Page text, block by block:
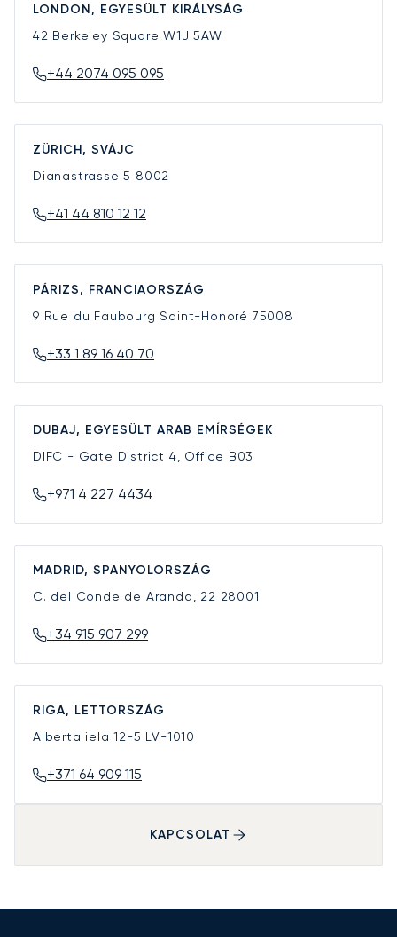
LONDON, EGYESÜLT KIRÁLYSÁG
42 Berkeley SquareW1J 5AW
+44 2074 095 095
ZÜRICH, SVÁJC
Dianastrasse 5 8002
+41 44 810 12 12
PÁRIZS, FRANCIAORSZÁG
9 Rue du Faubourg Saint-Honoré 75008
+33 1 89 16 40 70
DUBAJ, EGYESÜLT ARAB EMÍRSÉGEK
DIFC - Gate District 4, Office B03
+971 4 227 4434
MADRID, SPANYOLORSZÁG
C. del Conde de Aranda, 22 28001
+34 915 907 299
RIGA, LETTORSZÁG
Alberta iela 12-5 LV-1010
+371 64 909 115
KAPCSOLAT